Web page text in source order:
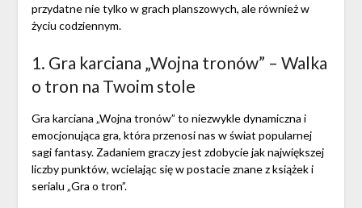
przydatne nie tylko w grach planszowych, ale również w
życiu codziennym.
1. Gra karciana „Wojna tronów” – Walka
o tron na Twoim stole
Gra karciana „Wojna tronów” to niezwykle dynamiczna i
emocjonująca gra, która przenosi nas w świat popularnej
sagi fantasy. Zadaniem graczy jest zdobycie jak największej
liczby punktów, wcielając się w postacie znane z książek i
serialu „Gra o tron”.